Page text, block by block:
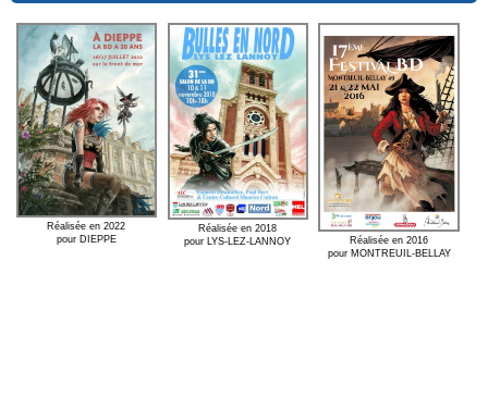
Réalisée en 2022
pour DIEPPE
Réalisée en 2018
pour LYS-LEZ-LANNOY
Réalisée en 2016
pour MONTREUIL-BELLAY